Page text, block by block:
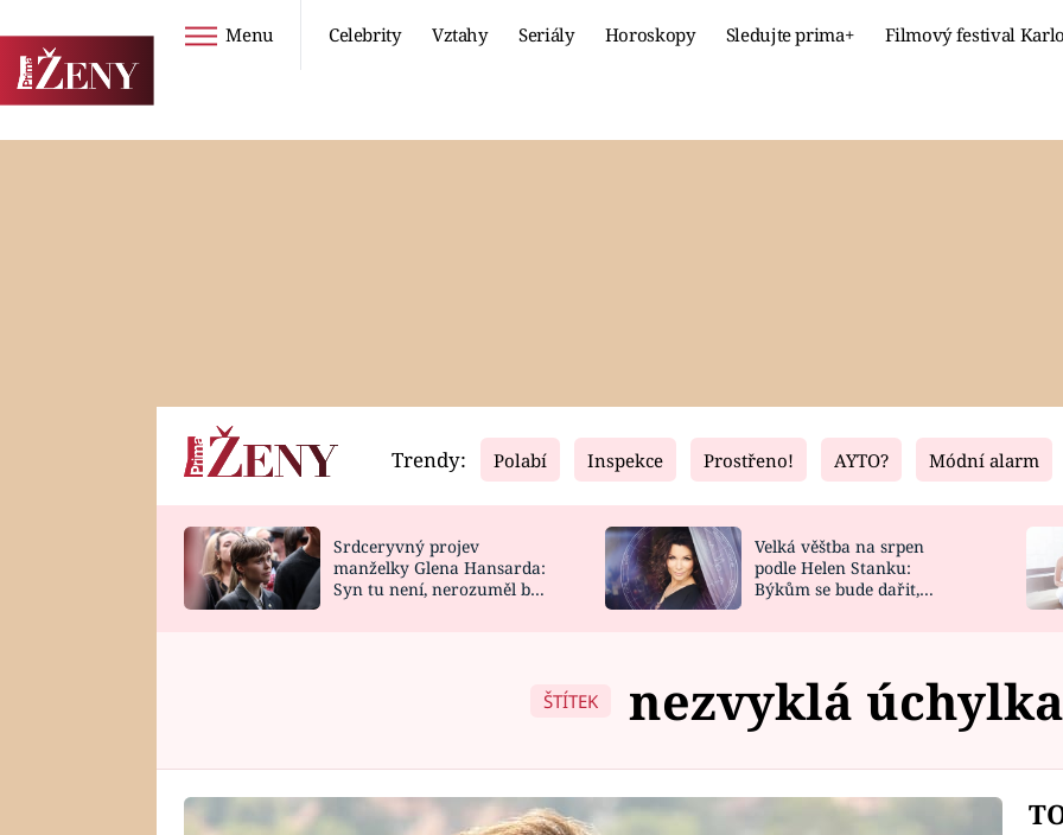
Menu Celebrity Vztahy Seriály Horoskopy Sledujte prima+ Filmový festival
Horoskopy
HOROSKOP NA
Video
CELEBRITY
VAŘENÍ
Fresh
NOVINKY
VIDEORECEPTY
Living
DESIGN
Trendy: Polabí Inspekce Prostřeno! AYTO? Módní alarm
Srdceryvný projev
manželky Glena Hansarda:
Syn tu není, nerozuměl by
Velká věštba na srpen
podle Helen Stanku:
Býkům se bude dařit,
ŠTÍTEK nezvyklá úchylka